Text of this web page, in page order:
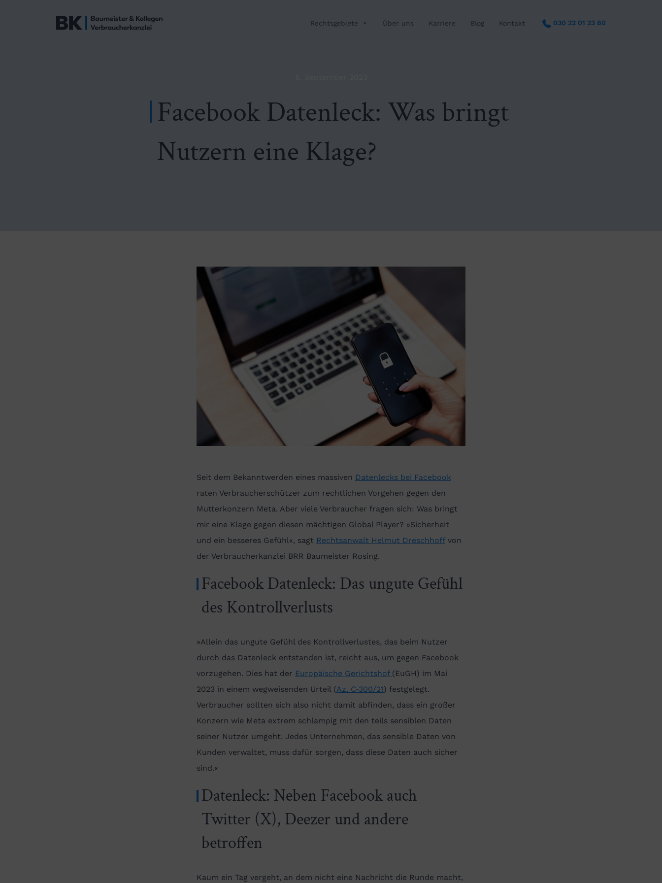
Rechtsgebiete Über uns Karriere Blog Kontakt 030 22 01 23 80
Facebook Datenleck: Was bringt
Nutzern eine Klage?
Seit dem Bekanntwerden eines massiven Datenlecks bei Facebook
raten Verbraucherschützer zum rechtlichen Vorgehen gegen den
Mutterkonzern Meta. Aber viele Verbraucher fragen sich: Was bringt
mir eine Klage gegen diesen mächtigen Global Player? »Sicherheit
und ein besseres Gefühl«, sagt Rechtsanwalt Helmut Dreschhoffvon
der Verbraucherkanzlei BRR Baumeister Rosing.
Facebook Datenleck: Das ungute Gefühl
des Kontrollverlusts
»Allein das ungute Gefühl des Kontrollverlustes, das beim Nutzer
durch das Datenleck entstanden ist, reicht aus, um gegen Facebook
vorzugehen. Dies hat der Europäische Gerichtshof (EuGH) im Mai
2023 in einem wegweisenden Urteil (Az. C‑300/21) festgelegt.
Verbraucher sollten sich also nicht damit abfinden, dass ein großer
Konzern wie Meta extrem schlampig mit den teils sensiblen Daten
seiner Nutzer umgeht. Jedes Unternehmen, das sensible Daten von
Kunden verwaltet, muss dafür sorgen, dass diese Daten auch sicher
sind.«
Datenleck: Neben Facebook auch
Twitter (X), Deezer und andere
betroffen
Kaum ein Tag vergeht, an dem nicht eine Nachricht die Runde macht,